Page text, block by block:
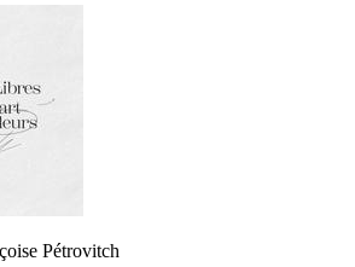
Pétrovitch